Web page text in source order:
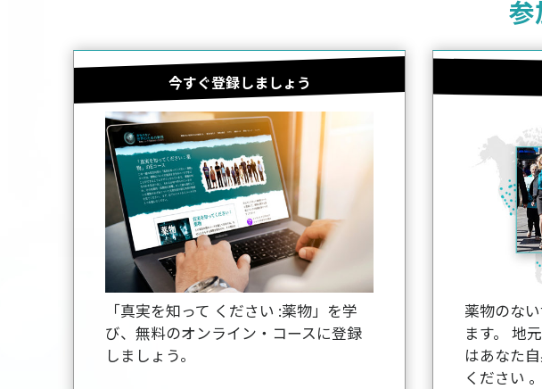
参
今すぐ登録しましょう
「真実を知って ください :薬物」を学
び、無料のオンライン・コースに登録
しましょう。
薬物のな
ます。 地
はあなた
ください 。